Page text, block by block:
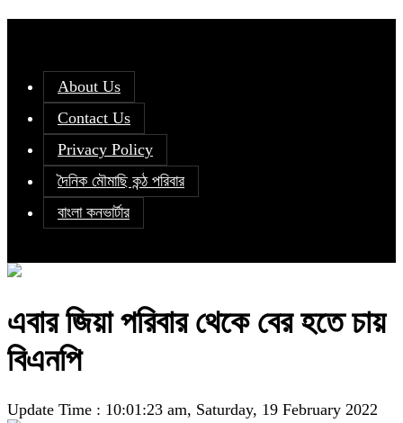
About Us
Contact Us
Privacy Policy
দৈনিক মৌমাছি কন্ঠ পরিবার
বাংলা কনভার্টার
এবার জিয়া পরিবার থেকে বের হতে চায়
বিএনপি
Update Time : 10:01:23 am, Saturday, 19 February 2022